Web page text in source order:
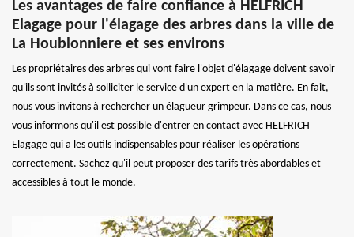
Les avantages de faire confiance à HELFRICH
Elagage pour l'élagage des arbres dans la ville de
La Houblonniere et ses environs
Les propriétaires des arbres qui vont faire l'objet d'élagage doivent savoir
qu'ils sont invités à solliciter le service d'un expert en la matière. En fait,
nous vous invitons à rechercher un élagueur grimpeur. Dans ce cas, nous
vous informons qu'il est possible d'entrer en contact avec HELFRICH
Elagage qui a les outils indispensables pour réaliser les opérations
correctement. Sachez qu'il peut proposer des tarifs très abordables et
accessibles à tout le monde.